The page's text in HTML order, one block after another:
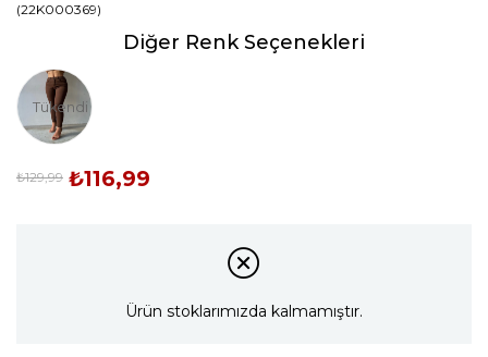
(22K000369)
Diğer Renk Seçenekleri
Tükendi
₺129,99 ₺116,99
Ürün stoklarımızda kalmamıştır.